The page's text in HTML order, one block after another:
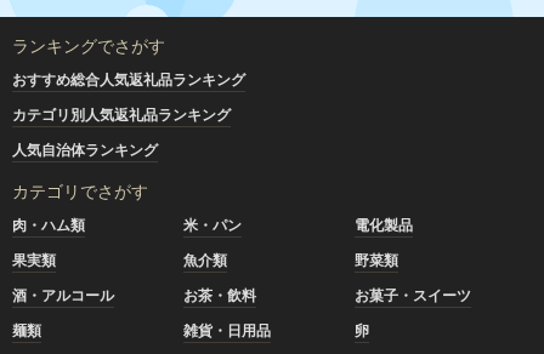
ランキングでさがす
おすすめ総合人気返礼品ランキング
カテゴリ別人気返礼品ランキング
人気自治体ランキング
カテゴリでさがす
肉・ハム類 米・パン
電化製品
果実類
魚介類
野菜類
酒・アルコール
お茶・飲料
お菓子・スイーツ
麺類
雑貨・日用品
卵